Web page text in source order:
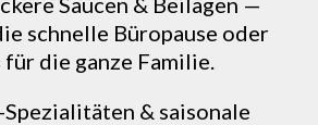
schnelle Büropause oder
für die ganze Familie.
& saisonale